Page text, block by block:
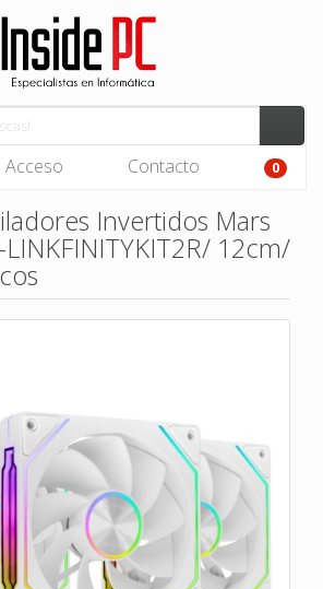
Acceso Contacto 0
Invertidos Mars
12cm/